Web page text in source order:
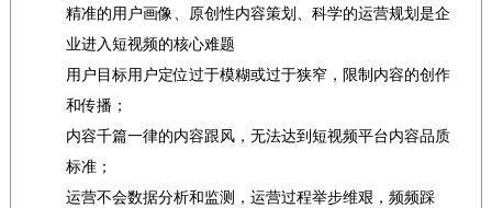
精准的用户画像、原创性内容策划、科学的运营规划是企
业进入短视频的核心难题
用户目标用户定位过于模糊或过于狭窄，限制内容的创作
和传播；
内容千篇一律的内容跟风，无法达到短视频平台内容品质
标准；
运营不会数据分析和监测，运营过程举步维艰，频频踩